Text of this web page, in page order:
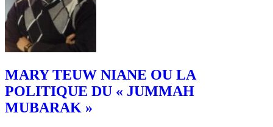
MARY TEUW NIANE OU LA
POLITIQUE DU « JUMMAH
MUBARAK »